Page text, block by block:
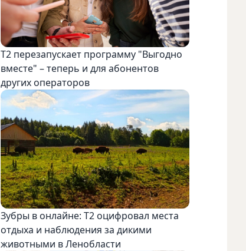
Т2 перезапускает программу "Выгодно
вместе" – теперь и для абонентов
других операторов
Зубры в онлайне: Т2 оцифровал места
отдыха и наблюдения за дикими
животными в Ленобласти